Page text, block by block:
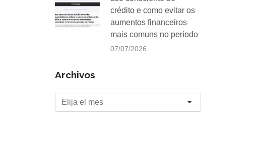
crédito e como evitar os
aumentos financeiros
mais comuns no período
07/07/2026
Archivos